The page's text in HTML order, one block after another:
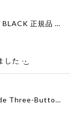
[as”on] BONITA MINI BAG / BLACK 正規品 韓国ブランド 韓国通販 韓国代行 韓国ファッション as on ason エズオン アズオン
た‪ ·͜·
[COOR][WOMEN] Faux Suede Three-Button Blazer (Dark Brown) 正規品 韓国ブランド 韓国通販 韓国代行 韓国ファッション クール クーア クアー 日本 店舗